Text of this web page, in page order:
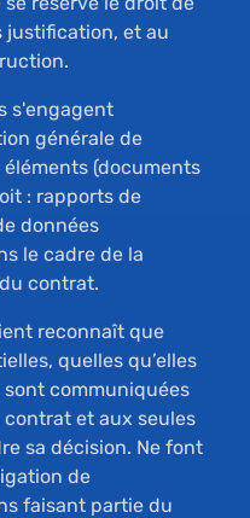
justification, et au
s'engagent
générale de
(documents
: rapports de
données
le cadre de la
contrat.
reconnaît que
quelles qu’elles
communiquées
et aux seules
sa décision. Ne font
de
faisant partie du